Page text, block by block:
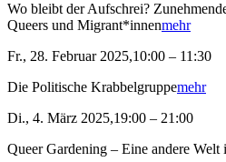
Wo bleibt der Aufschrei?
Queers und Migrant*innenmehr
Fr., 28. Februar 2025,10:00 – 11:30
Die Politische Krabbelgruppemehr
Di., 4. März 2025,19:00 – 21:00
Queer Gardening – Eine andere Welt